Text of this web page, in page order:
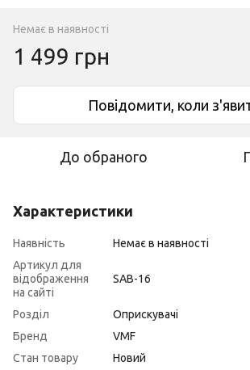
Немає в наявності
1 499 грн
Повідомити, коли
До обраного
Характеристики
Наявність
Немає в наявності
Артикул для
відображення
на сайті
SAB-16
Розділ
Оприскувачі
Бренд
VMF
Стан товару
Новий